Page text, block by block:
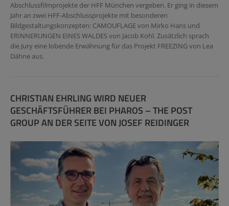
Abschlussfilmprojekte der HFF München vergeben. Er ging in diesem
Jahr an zwei HFF-Abschlussprojekte mit besonderen
Bildgestaltungskonzepten: CAMOUFLAGE von Mirko Hans und
ERINNERUNGEN EINES WALDES von Jacob Kohl. Zusätzlich sprach
die Jury eine lobende Erwähnung für das Projekt FREEZING von Lea
Dähne aus.
CHRISTIAN EHRLING WIRD NEUER
GESCHÄFTSFÜHRER BEI PHAROS – THE POST
GROUP AN DER SEITE VON JOSEF REIDINGER